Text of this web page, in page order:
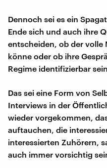
Dennoch sei es ein
Ende sich und auch ihre
entscheiden, ob der volle
könne oder ob ihre
Regime identifizierbar
Das sei eine Form von
Interviews in der
wieder vorgekommen,
auftauchen, die
interessierten Zuhörern,
auch immer vorsichtig